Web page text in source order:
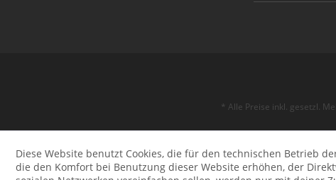
* Alle Preise inkl. gesetzl.
Diese Website benutzt Cookies, die für den technischen Betrieb
die den Komfort bei Benutzung dieser Website erhöhen, der